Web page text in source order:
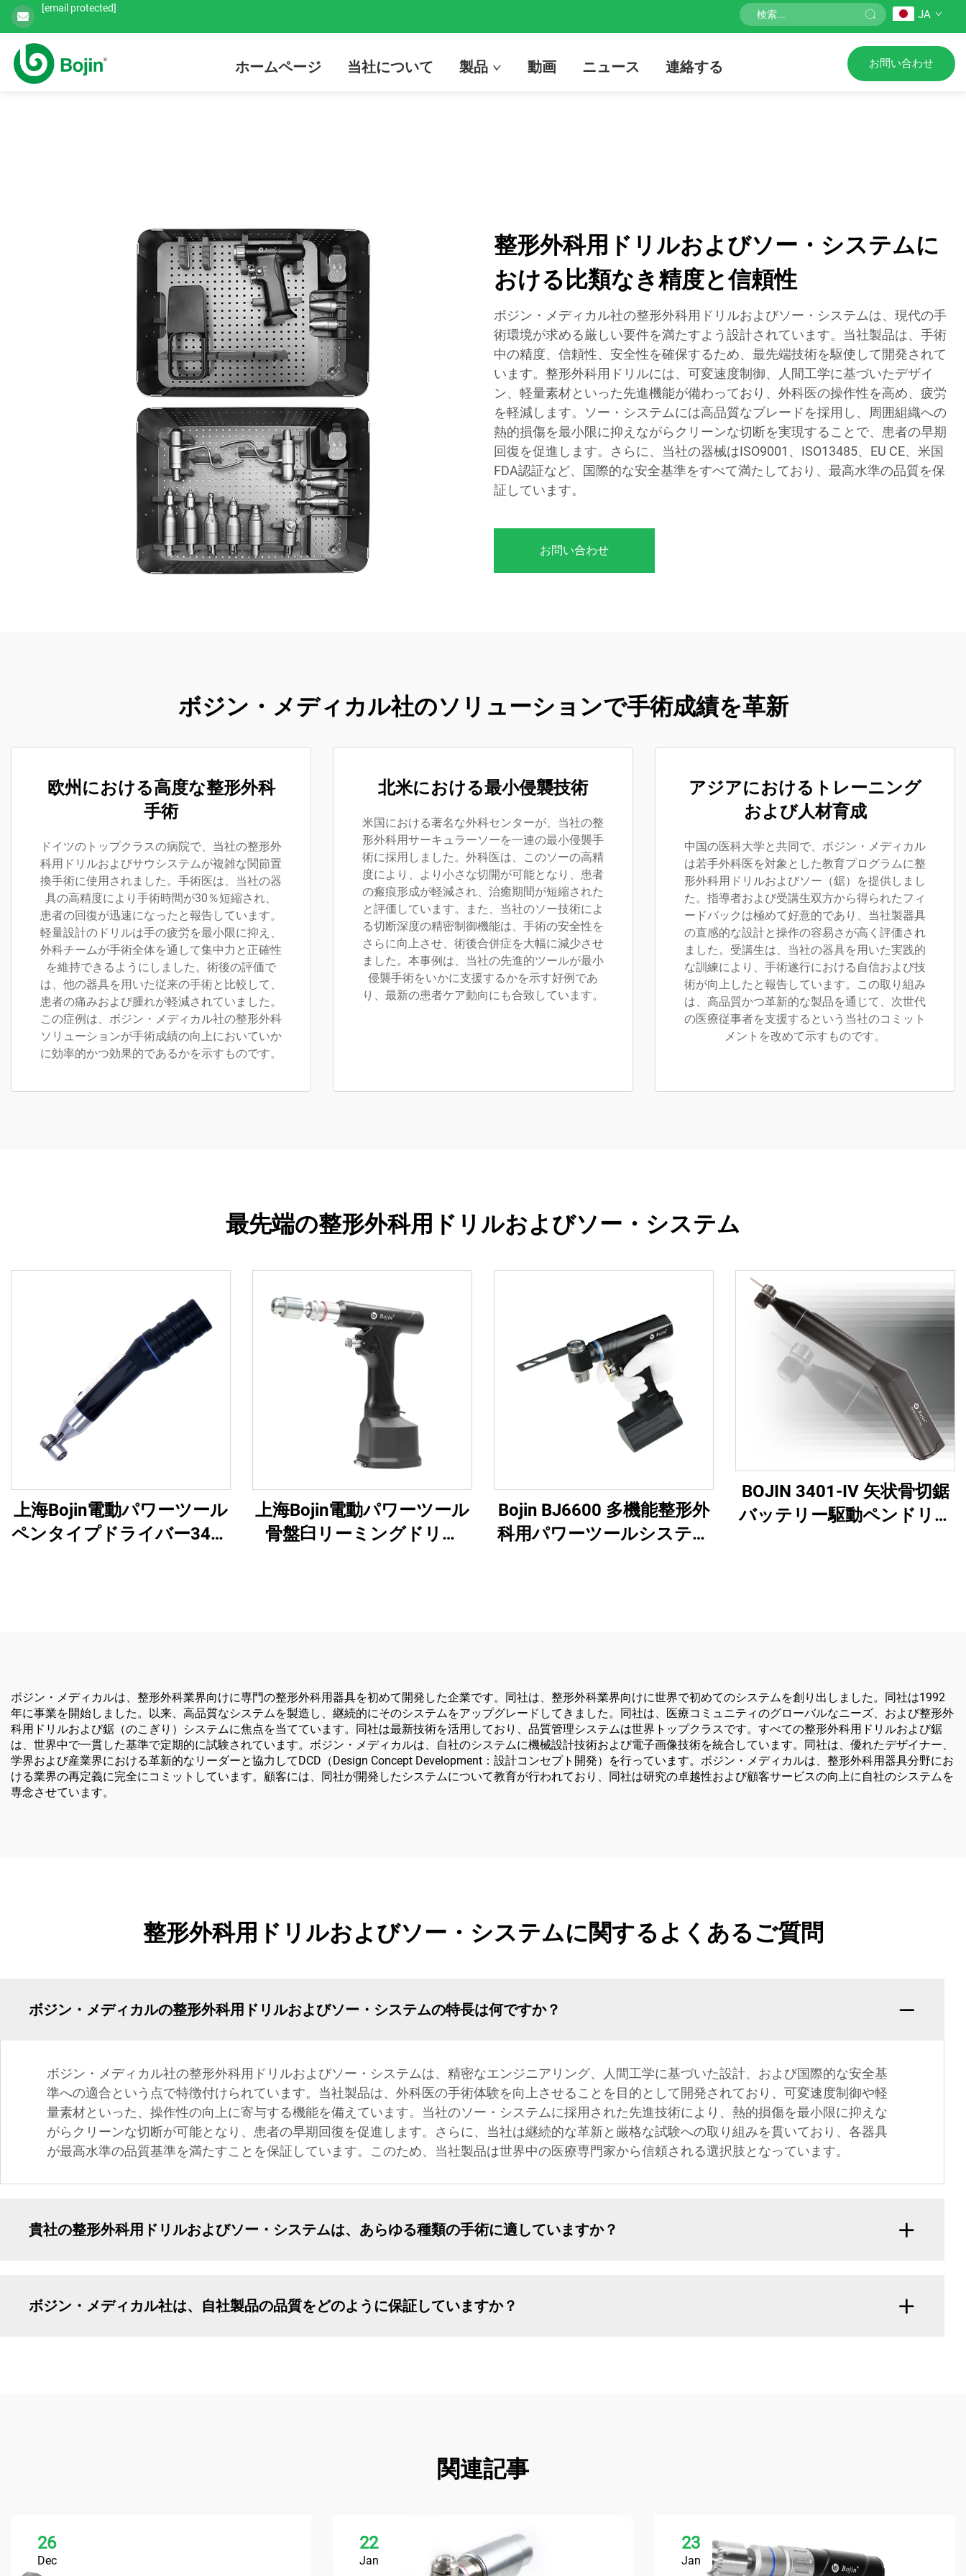
[email protected] JA
ホームページ 当社について 製品 動画 ニュース 連絡する お問い合わせ
整形外科用ドリルおよびソー・システムに
おける比類なき精度と信頼性
ボジン・メディカル社の整形外科用ドリルおよびソー・システムは、現代の手
術環境が求める厳しい要件を満たすよう設計されています。当社製品は、手術
中の精度、信頼性、安全性を確保するため、最先端技術を駆使して開発されて
います。整形外科用ドリルには、可変速度制御、人間工学に基づいたデザイ
ン、軽量素材といった先進機能が備わっており、外科医の操作性を高め、疲労
を軽減します。ソー・システムには高品質なブレードを採用し、周囲組織への
熱的損傷を最小限に抑えながらクリーンな切断を実現することで、患者の早期
回復を促進します。さらに、当社の器械はISO9001、ISO13485、EU CE、米国
FDA認証など、国際的な安全基準をすべて満たしており、最高水準の品質を保
証しています。
お問い合わせ
ボジン・メディカル社のソリューションで手術成績を革新
欧州における高度な整形外科
手術
ドイツのトップクラスの病院で、当社の整形外
科用ドリルおよびサウシステムが複雑な関節置
換手術に使用されました。手術医は、当社の器
具の高精度により手術時間が30％短縮され、
患者の回復が迅速になったと報告しています。
軽量設計のドリルは手の疲労を最小限に抑え、
外科チームが手術全体を通して集中力と正確性
を維持できるようにしました。術後の評価で
は、他の器具を用いた従来の手術と比較して、
患者の痛みおよび腫れが軽減されていました。
この症例は、ボジン・メディカル社の整形外科
ソリューションが手術成績の向上においていか
に効率的かつ効果的であるかを示すものです。
北米における最小侵襲技術
米国における著名な外科センターが、当社の整
形外科用サーキュラーソーを一連の最小侵襲手
術に採用しました。外科医は、このソーの高精
度により、より小さな切開が可能となり、患者
の瘢痕形成が軽減され、治癒期間が短縮された
と評価しています。また、当社のソー技術によ
る切断深度の精密制御機能は、手術の安全性を
さらに向上させ、術後合併症を大幅に減少させ
ました。本事例は、当社の先進的ツールが最小
侵襲手術をいかに支援するかを示す好例であ
り、最新の患者ケア動向にも合致しています。
アジアにおけるトレーニング
および人材育成
中国の医科大学と共同で、ボジン・メディカル
は若手外科医を対象とした教育プログラムに整
形外科用ドリルおよびソー（鋸）を提供しまし
た。指導者および受講生双方から得られたフィ
ードバックは極めて好意的であり、当社製器具
の直感的な設計と操作の容易さが高く評価され
ました。受講生は、当社の器具を用いた実践的
な訓練により、手術遂行における自信および技
術が向上したと報告しています。この取り組み
は、高品質かつ革新的な製品を通じて、次世代
の医療従事者を支援するという当社のコミット
メントを改めて示すものです。
最先端の整形外科用ドリルおよびソー・システム
上海Bojin電動パワーツール
ペンタイプドライバー3401
上海Bojin電動パワーツール
骨盤臼リーミングドリル
Bojin BJ6600 多機能整形外
科用パワーツールシステム
BOJIN 3401-IV 矢状骨切鋸
バッテリー駆動ペンドリル
ボジン・メディカルは、整形外科業界向けに専門の整形外科用器具を初めて開発した企業です。同社は、整形外科業界向けに世界で初めてのシステムを創り出しました。同社は1992
年に事業を開始しました。以来、高品質なシステムを製造し、継続的にそのシステムをアップグレードしてきました。同社は、医療コミュニティのグローバルなニーズ、および整形外
科用ドリルおよび鋸（のこぎり）システムに焦点を当てています。同社は最新技術を活用しており、品質管理システムは世界トップクラスです。すべての整形外科用ドリルおよび鋸
は、世界中で一貫した基準で定期的に試験されています。ボジン・メディカルは、自社のシステムに機械設計技術および電子画像技術を統合しています。同社は、優れたデザイナー、
学界および産業界における革新的なリーダーと協力してDCD（Design Concept Development：設計コンセプト開発）を行っています。ボジン・メディカルは、整形外科用器具分野にお
ける業界の再定義に完全にコミットしています。顧客には、同社が開発したシステムについて教育が行われており、同社は研究の卓越性および顧客サービスの向上に自社のシステムを
専念させています。
整形外科用ドリルおよびソー・システムに関するよくあるご質問
ボジン・メディカルの整形外科用ドリルおよびソー・システムの特長は何ですか？
ボジン・メディカル社の整形外科用ドリルおよびソー・システムは、精密なエンジニアリング、人間工学に基づいた設計、および国際的な安全基
準への適合という点で特徴付けられています。当社製品は、外科医の手術体験を向上させることを目的として開発されており、可変速度制御や軽
量素材といった、操作性の向上に寄与する機能を備えています。当社のソー・システムに採用された先進技術により、熱的損傷を最小限に抑えな
がらクリーンな切断が可能となり、患者の早期回復を促進します。さらに、当社は継続的な革新と厳格な試験への取り組みを貫いており、各器具
が最高水準の品質基準を満たすことを保証しています。このため、当社製品は世界中の医療専門家から信頼される選択肢となっています。
貴社の整形外科用ドリルおよびソー・システムは、あらゆる種類の手術に適していますか？
ボジン・メディカル社は、自社製品の品質をどのように保証していますか？
関連記事
26
Dec
22
Jan
23
Jan